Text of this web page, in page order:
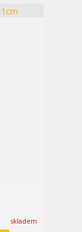
skladem